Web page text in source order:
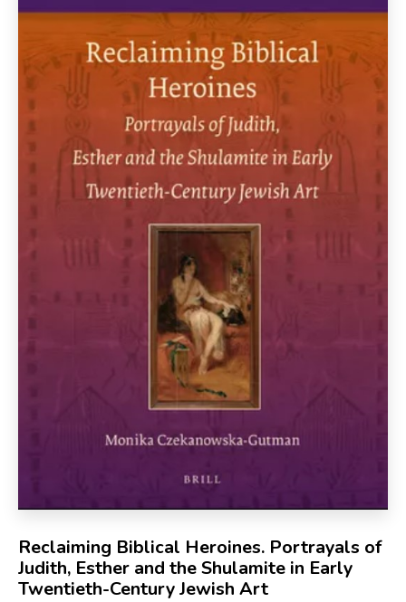
Reclaiming Biblical Heroines. Portrayals of
Judith, Esther and the Shulamite in Early
Twentieth-Century Jewish Art